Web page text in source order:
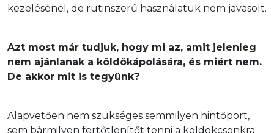
kezelésénél, de rutinszerű használatuk nem javasolt.
Azt most már tudjuk, hogy mi az, amit jelenleg
nem ajánlanak a köldökápolására, és miért nem.
De akkor mit is tegyünk?
Alapvetően nem szükséges semmilyen hintőport,
sem bármilyen fertőtlenítőt tenni a köldökcsonkra